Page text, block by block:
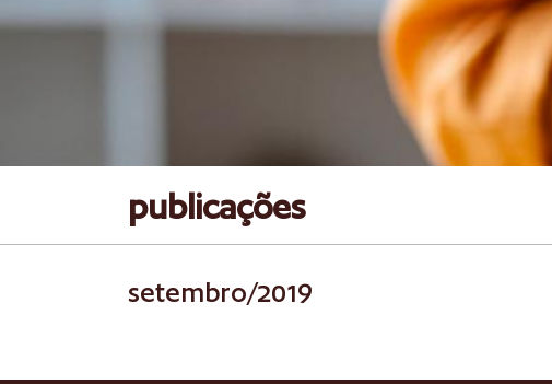
publicações
setembro/2019